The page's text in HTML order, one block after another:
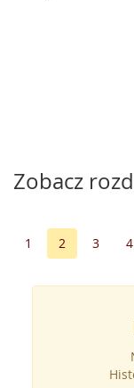
Zobacz
1 2 3 4